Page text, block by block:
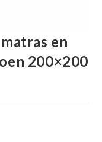
en
200×200